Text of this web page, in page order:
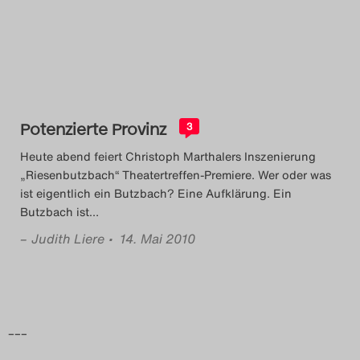
Das Theatertreffen-Blog
2015
Das Theatertreffen-Blog
2016
Das Theatertreffen-Blog
Potenzierte Provinz 3
Heute abend feiert Christoph Marthalers Inszenierung
„Riesenbutzbach“ Theatertreffen-Premiere. Wer oder was
ist eigentlich ein Butzbach? Eine Aufklärung. Ein
Butzbach ist…
– Judith Liere • 14. Mai 2010
–––